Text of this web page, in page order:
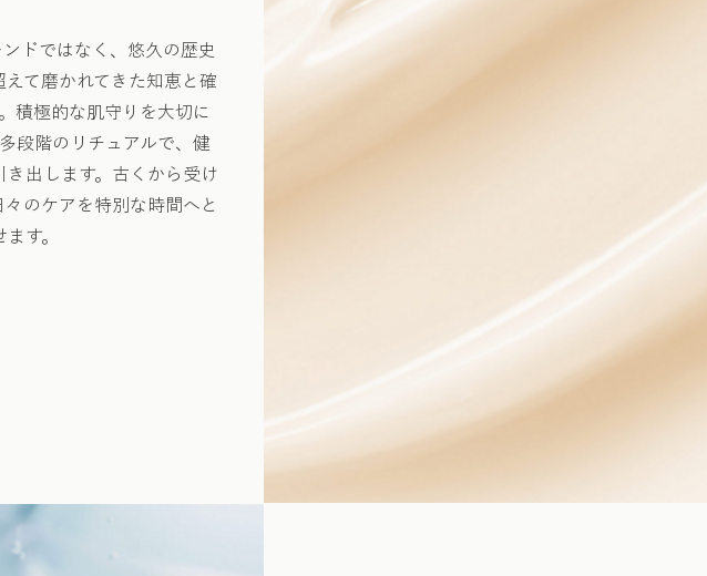
ドではなく、悠久の歴史
て磨かれてきた知恵と確
積極的な肌守りを大切に
段階のリチュアルで、健
出します。古くから受け
のケアを特別な時間へと
す。